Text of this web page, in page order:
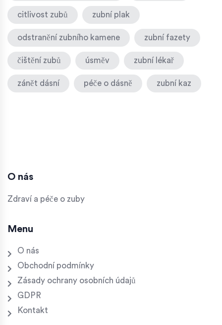
citlivost zubů zubní plak
odstranění zubního kamene zubní fazety
čištění zubů úsměv zubní lékař
zánět dásní péče o dásně zubní kaz
O nás
Zdraví a péče o zuby
Menu
O nás
Obchodní podmínky
Zásady ochrany osobních údajů
GDPR
Kontakt